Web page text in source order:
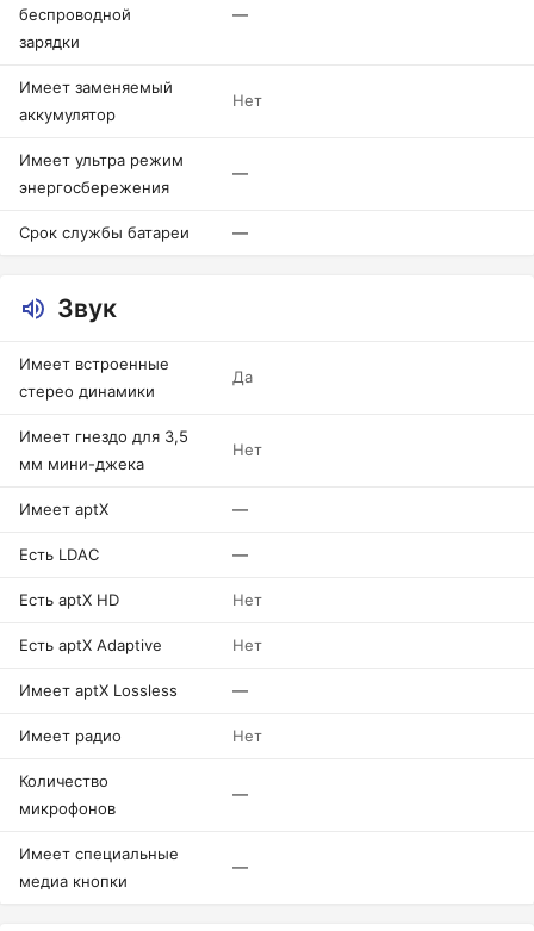
беспроводной
зарядки
—
Имеет заменяемый
аккумулятор
Нет
Имеет ультра режим
энергосбережения
—
Срок службы батареи —
Звук
Имеет встроенные
стерео динамики
Да
Имеет гнездо для 3,5
мм мини-джека
Нет
Имеет aptX —
Есть LDAC —
Есть aptX HD Нет
Есть aptX Adaptive Нет
Имеет aptX Lossless —
Имеет радио Нет
Количество
микрофонов
—
Имеет специальные
медиа кнопки
—